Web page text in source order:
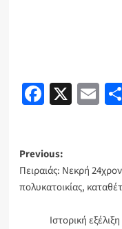
X
Post
navigation
Previous:
Πειραιάς: Νεκρή
πολυκατοικίας,
Ιστορική